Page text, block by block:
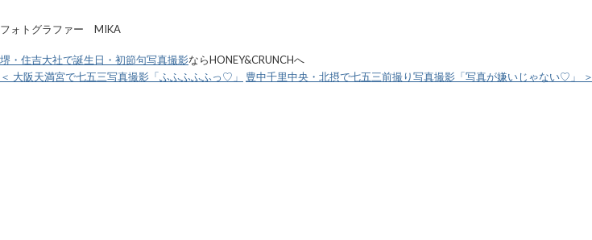
フォトグラファー MIKA
堺・住吉大社で誕生日・初節句写真撮影ならHONEY&CRUNCHへ
＜ 大阪天満宮で七五三写真撮影「ふふふふふっ♡」
豊中千里中央・北摂で七五三前撮り写真撮影「写真が嫌いじゃない♡」 ＞